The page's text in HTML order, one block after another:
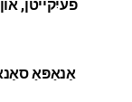
פֿעיִקייטן,
אַנאַפּאַ